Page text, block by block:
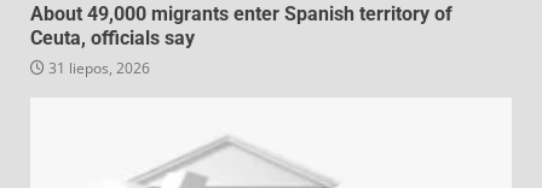
About 49,000 migrants enter Spanish territory of
Ceuta, officials say
31 liepos, 2026